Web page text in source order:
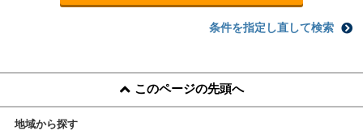
条件を指定し直して検索
このページの先頭へ
地域から探す